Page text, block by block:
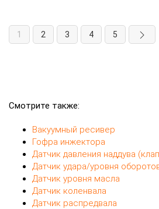
1 2 3 4 5
Смотрите также:
Вакуумный ресивер
Гофра инжектора
Датчик давления наддува
Датчик удара/уровня
Датчик уровня масла
Датчик коленвала
Датчик распредвала